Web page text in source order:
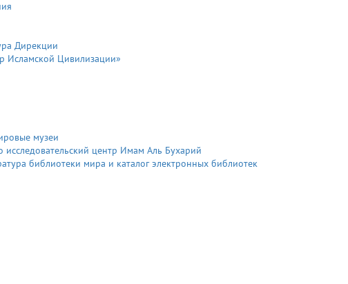
Дирекции
Исламской Цивилизации»
музеи
центр Имам Аль Бухарий
библиотеки мира и каталог электронных библиотек